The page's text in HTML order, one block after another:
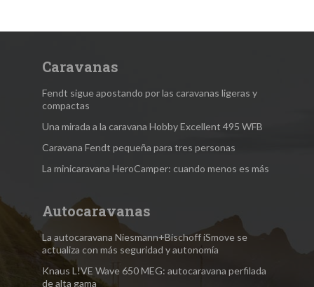
Caravanas
Fendt sigue apostando por las caravanas ligeras y
compactas
Una mirada a la caravana Hobby Excellent 495 WFB
Caravana Fendt pequeña para tres personas
La minicaravana HeroCamper: cuando menos es más
Autocaravanas
La autocaravana Niesmann+Bischoff iSmove se
actualiza con más seguridad y autonomía
Knaus L!VE Wave 650 MEG: autocaravana perfilada
de alta gama